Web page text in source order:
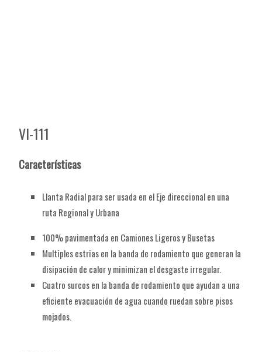
VI-111
Características
Llanta Radial para ser usada en el Eje direccional en una
ruta Regional y Urbana
100% pavimentada en Camiones Ligeros y Busetas
Multiples estrias en la banda de rodamiento que generan la
disipación de calor y minimizan el desgaste irregular.
Cuatro surcos en la banda de rodamiento que ayudan a una
eficiente evacuación de agua cuando ruedan sobre pisos
mojados.